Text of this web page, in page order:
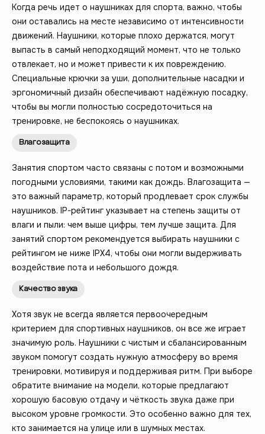
Когда речь идет о наушниках для спорта, важно, чтобы
они оставались на месте независимо от интенсивности
движений. Наушники, которые плохо держатся, могут
выпасть в самый неподходящий момент, что не только
отвлекает, но и может привести к их повреждению.
Специальные крючки за уши, дополнительные насадки и
эргономичный дизайн обеспечивают надёжную посадку,
чтобы вы могли полностью сосредоточиться на
тренировке, не беспокоясь о наушниках.
Влагозащита
Занятия спортом часто связаны с потом и возможными
погодными условиями, такими как дождь. Влагозащита —
это важный параметр, который продлевает срок службы
наушников. IP-рейтинг указывает на степень защиты от
влаги и пыли: чем выше цифры, тем лучше защита. Для
занятий спортом рекомендуется выбирать наушники с
рейтингом не ниже IPX4, чтобы они могли выдерживать
воздействие пота и небольшого дождя.
Качество звука
Хотя звук не всегда является первоочередным
критерием для спортивных наушников, он все же играет
значимую роль. Наушники с чистым и сбалансированным
звуком помогут создать нужную атмосферу во время
тренировки, мотивируя и поддерживая ритм. При выборе
обратите внимание на модели, которые предлагают
хорошую басовую отдачу и чёткость звука даже при
высоком уровне громкости. Это особенно важно для тех,
кто занимается на улице или в шумных местах.